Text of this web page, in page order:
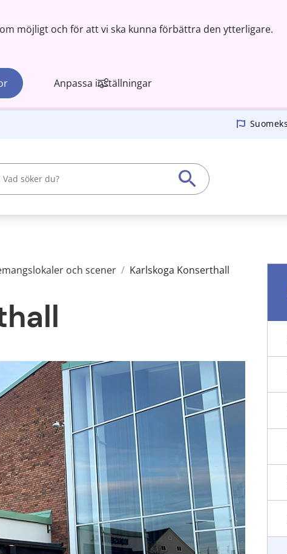
möjligt och för att vi ska kunna förbättra den ytterligare.
Anpassa inställningar
och scener / Karlskoga Konserthall